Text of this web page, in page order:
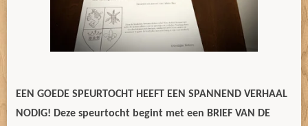
EEN GOEDE SPEURTOCHT HEEFT EEN SPANNEND VERHAAL
NODIG! Deze speurtocht begint met een BRIEF VAN DE